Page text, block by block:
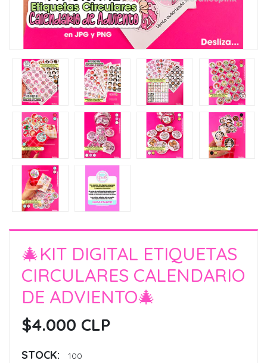
🎄KIT DIGITAL ETIQUETAS
CIRCULARES CALENDARIO
DE ADVIENTO🎄
$4.000 CLP
STOCK: 100